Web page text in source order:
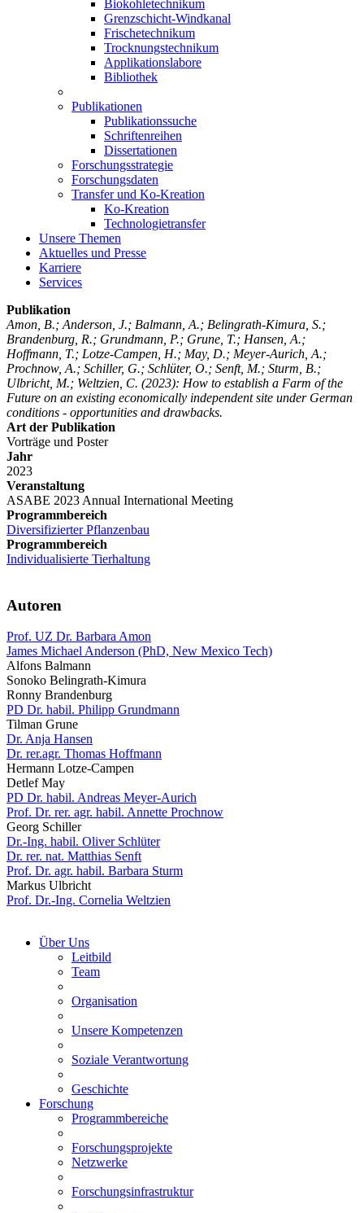
Biokohletechnikum
Grenzschicht-Windkanal
Frischetechnikum
Trocknungstechnikum
Applikationslabore
Bibliothek
Publikationen
Publikationssuche
Schriftenreihen
Dissertationen
Forschungsstrategie
Forschungsdaten
Transfer und Ko-Kreation
Ko-Kreation
Technologietransfer
Unsere Themen
Aktuelles und Presse
Karriere
Services
Publikation
Amon, B.; Anderson, J.; Balmann, A.; Belingrath-Kimura, S.;
Brandenburg, R.; Grundmann, P.; Grune, T.; Hansen, A.;
Hoffmann, T.; Lotze-Campen, H.; May, D.; Meyer-Aurich, A.;
Prochnow, A.; Schiller, G.; Schlüter, O.; Senft, M.; Sturm, B.;
Ulbricht, M.; Weltzien, C. (2023): How to establish a Farm of the
Future on an existing economically independent site under German
conditions - opportunities and drawbacks.
Art der Publikation
Vorträge und Poster
Jahr
2023
Veranstaltung
ASABE 2023 Annual International Meeting
Programmbereich
Diversifizierter Pflanzenbau
Programmbereich
Individualisierte Tierhaltung
Autoren
Prof. UZ Dr. Barbara Amon
James Michael Anderson (PhD, New Mexico Tech)
Alfons Balmann
Sonoko Belingrath-Kimura
Ronny Brandenburg
PD Dr. habil. Philipp Grundmann
Tilman Grune
Dr. Anja Hansen
Dr. rer.agr. Thomas Hoffmann
Hermann Lotze-Campen
Detlef May
PD Dr. habil. Andreas Meyer-Aurich
Prof. Dr. rer. agr. habil. Annette Prochnow
Georg Schiller
Dr.-Ing. habil. Oliver Schlüter
Dr. rer. nat. Matthias Senft
Prof. Dr. agr. habil. Barbara Sturm
Markus Ulbricht
Prof. Dr.-Ing. Cornelia Weltzien
Über Uns
Leitbild
Team
Organisation
Unsere Kompetenzen
Soziale Verantwortung
Geschichte
Forschung
Programmbereiche
Forschungsprojekte
Netzwerke
Forschungsinfrastruktur